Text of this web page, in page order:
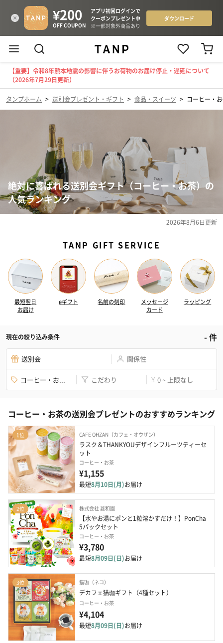
【重要】令和8年熊本地震の影響に伴うお荷物のお届け停止・遅延について
（2026年7月29日更新）
タンプホーム > 送別会プレゼント・ギフト > 食品・スイーツ > コーヒー・
絶対に喜ばれる送別会ギフト（コーヒー・お茶）の
人気ランキング
2026年8月6日更新
TANP GIFT SERVICE
最短翌日
お届け
eギフト 名前の刻印
メッセージ
カード
ラッピング
現在の絞り込み条件 -件
送別会 関係性
コーヒー・お... こだわり ¥ 0 ~ 上限なし
コーヒー・お茶の送別会プレゼントのおすすめランキング
1位 CAFE OHZAN（カフェ・オウザン）
ラスク＆THANKYOUデザインフルーツティーセ
ット
コーヒー・お茶
¥1,155
最短8月10日(月)お届け
2位 株式会社 菱和園
【水やお湯にポンと1粒溶かすだけ！】PonCha
5パックセット
コーヒー・お茶
¥3,780
最短8月09日(日)お届け
3位 猫珈（ネコ）
デカフェ猫珈ギフト（4種セット）
コーヒー・お茶
¥4,104
最短8月09日(日)お届け